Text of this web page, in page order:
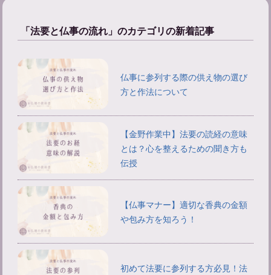
「法要と仏事の流れ」のカテゴリの新着記事
仏事に参列する際の供え物の選び
方と作法について
【金野作業中】法要の読経の意味
とは？心を整えるための聞き方も
伝授
【仏事マナー】適切な香典の金額
や包み方を知ろう！
初めて法要に参列する方必見！法